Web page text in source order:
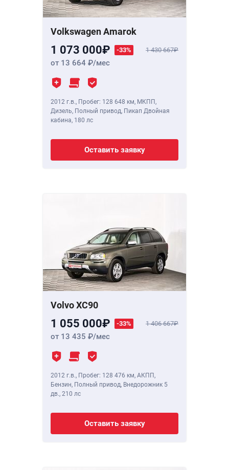
Volkswagen Amarok
1 073 000 -33% 1 430 667
от 13 664 /мес
2012 г.в., Пробег: 128 648 км, МКПП,
Дизель, Полный привод, Пикап Двойная
кабина, 180 лс
Оставить заявку
Volvo XC90
1 055 000 -33% 1 406 667
от 13 435 /мес
2012 г.в., Пробег: 128 476 км, АКПП,
Бензин, Полный привод, Внедорожник 5
дв., 210 лс
Оставить заявку